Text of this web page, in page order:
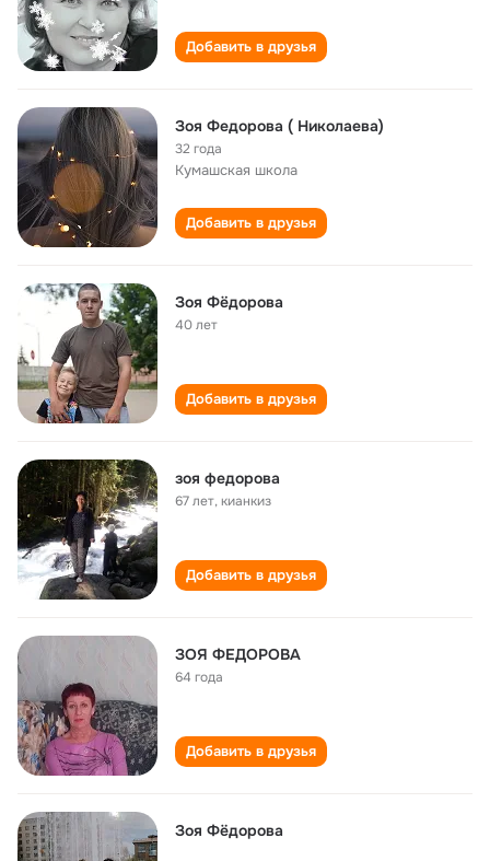
Добавить в друзья
Зоя Федорова ( Николаева)
32 года
Кумашская школа
Добавить в друзья
Зоя Фëдорова
40 лет
Добавить в друзья
зоя федорова
67 лет,кианкиз
Добавить в друзья
ЗОЯ ФЕДОРОВА
64 года
Добавить в друзья
Зоя Фёдорова